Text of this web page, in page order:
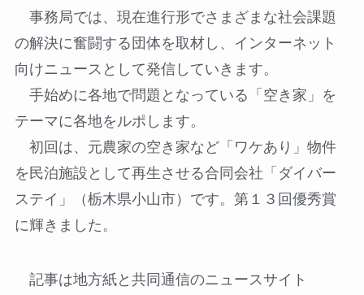
事務局では、現在進行形でさまざまな社会課題
の解決に奮闘する団体を取材し、インターネット
向けニュースとして発信していきます。
手始めに各地で問題となっている「空き家」を
テーマに各地をルポします。
初回は、元農家の空き家など「ワケあり」物件
を民泊施設として再生させる合同会社「ダイバー
ステイ」（栃木県小山市）です。第１３回優秀賞
に輝きました。
記事は地方紙と共同通信のニュースサイト